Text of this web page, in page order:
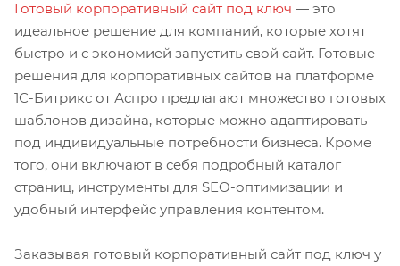
Готовый корпоративный сайт под ключ — это
идеальное решение для компаний, которые хотят
быстро и с экономией запустить свой сайт. Готовые
решения для корпоративных сайтов на платформе
1С-Битрикс от Аспро предлагают множество готовых
шаблонов дизайна, которые можно адаптировать
под индивидуальные потребности бизнеса. Кроме
того, они включают в себя подробный каталог
страниц, инструменты для SEO-оптимизации и
удобный интерфейс управления контентом.
Заказывая готовый корпоративный сайт под ключ у